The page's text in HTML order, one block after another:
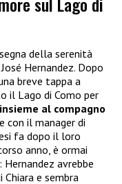
della serenità
Hernandez. Dopo
breve tappa a
il Lago di Como per
al compagno
con il manager di
fa dopo il loro
anno, è ormai
avrebbe
e sembra